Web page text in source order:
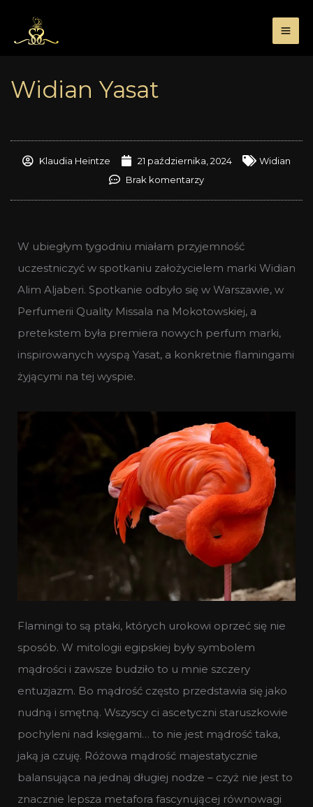
treści
Widian Yasat
Klaudia Heintze 21 października, 2024
Widian
Brak komentarzy
W ubiegłym tygodniu miałam przyjemność
uczestniczyć w spotkaniu założycielem marki Widian
Alim Aljaberi. Spotkanie odbyło się w Warszawie, w
Perfumerii Quality Missala na Mokotowskiej, a
pretekstem była premiera nowych perfum marki,
inspirowanych wyspą Yasat, a konkretnie flamingami
żyjącymi na tej wyspie.
Flamingi to są ptaki, których urokowi oprzeć się nie
sposób. W mitologii egipskiej były symbolem
mądrości i zawsze budziło to u mnie szczery
entuzjazm. Bo mądrość często przedstawia się jako
nudną i smętną. Wszyscy ci ascetyczni staruszkowie
pochyleni nad księgami… to nie jest mądrość taka,
jaką ja czuję. Różowa mądrość majestatycznie
balansująca na jednaj długiej nodze – czyż nie jest to
znacznie lepsza metafora fascynującej równowagi